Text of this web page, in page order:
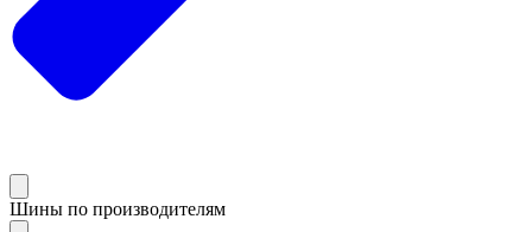
Шины по производителям